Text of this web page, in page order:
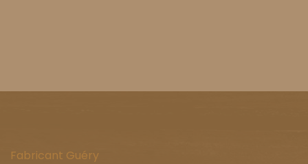
Fabricant Guéry